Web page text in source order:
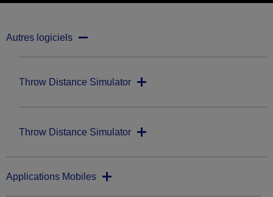
Autres logiciels
Throw Distance Simulator
Throw Distance Simulator
Applications Mobiles